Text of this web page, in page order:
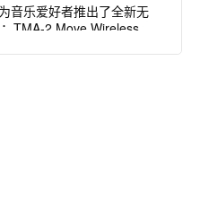
音乐爱好者推出了全新无
TMA-2 Move Wireless